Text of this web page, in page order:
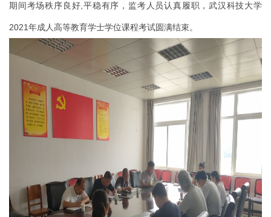
期间考场秩序良好,平稳有序，监考人员认真履职，武汉科技大学
2021年成人高等教育学士学位课程考试圆满结束。